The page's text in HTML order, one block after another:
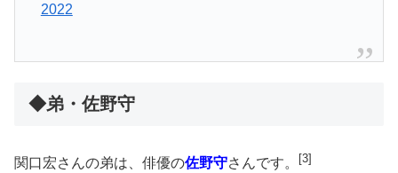
2022
◆弟・佐野守
関口宏さんの弟は、俳優の佐野守さんです。 [3]